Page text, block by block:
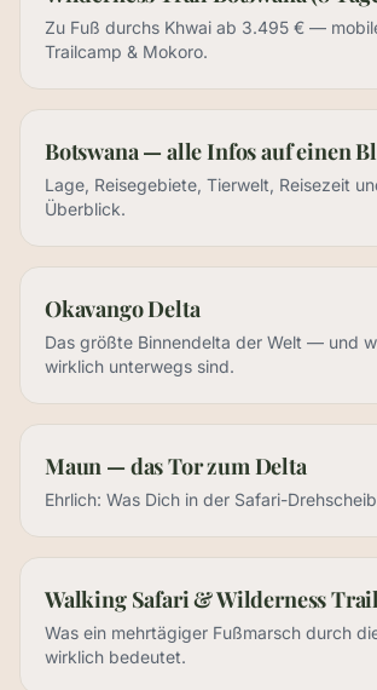
Zu Fuß durchs Khwai ab 3.495 € —
Trailcamp & Mokoro.
Botswana — alle Infos auf einen
Lage, Reisegebiete, Tierwelt, Reisezeit
Überblick.
Okavango Delta
Das größte Binnendelta der Welt — und
wirklich unterwegs sind.
Maun — das Tor zum Delta
Ehrlich: Was Dich in der Safari-
Walking Safari & Wilderness Trail
Was ein mehrtägiger Fußmarsch durch
wirklich bedeutet.